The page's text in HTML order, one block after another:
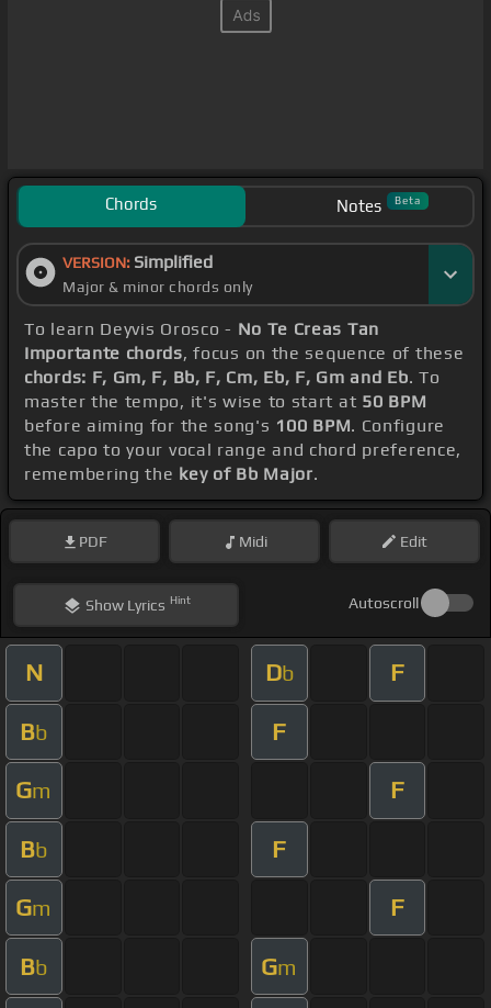
Chords Notes Beta
VERSION: Simplified
Major & minor chords only
To learn Deyvis Orosco - No Te Creas Tan
Importante chords, focus on the sequence of these
chords: F, Gm, F, Bb, F, Cm, Eb, F, Gm and Eb. To
master the tempo, it's wise to start at 50 BPM
before aiming for the song's 100 BPM. Configure
the capo to your vocal range and chord preference,
remembering the key of Bb Major.
PDF Midi Edit
ShowLyrics Hint Autoscroll
N Db F
Bb F
Gm F
Bb F
Gm F
Bb Gm